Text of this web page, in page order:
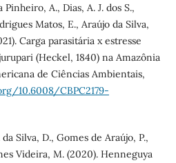
A., Dias, A. J. dos S.,
Matos, E., Araújo da Silva,
Carga parasitária x estresse
(Heckel, 1840) na Amazônia
de Ciências Ambientais,
10.6008/CBPC2179-
Silva, D., Gomes de Araújo, P.,
Videira, M. (2020). Henneguya